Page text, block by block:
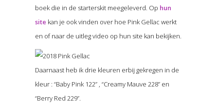
boek die in de starterskit meegeleverd. Op hun
site kan je ook vinden over hoe Pink Gellac werkt
en of naar de uitleg video op hun site kan bekijken.
Daarnaast heb ik drie kleuren erbij gekregen in de
kleur : “Baby Pink 122” , “Creamy Mauve 228” en
“Berry Red 229”.